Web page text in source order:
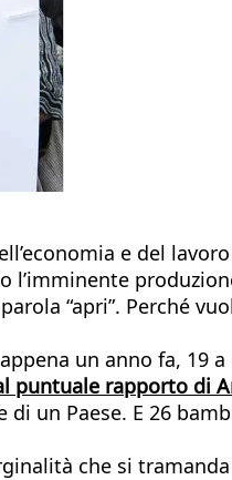
e del
l’imminente
“apri”. Perché
un anno fa, 19
puntuale rapporto di
un Paese. E 26
che si